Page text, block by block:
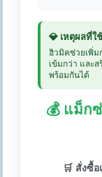
💎 เหตุผลที่ใ
ฮิวมิคช่วยเพิ่ม
เข้มกว่า และ
พร้อมกันได้
💰 แม็ก
🛒 สั่งซื้